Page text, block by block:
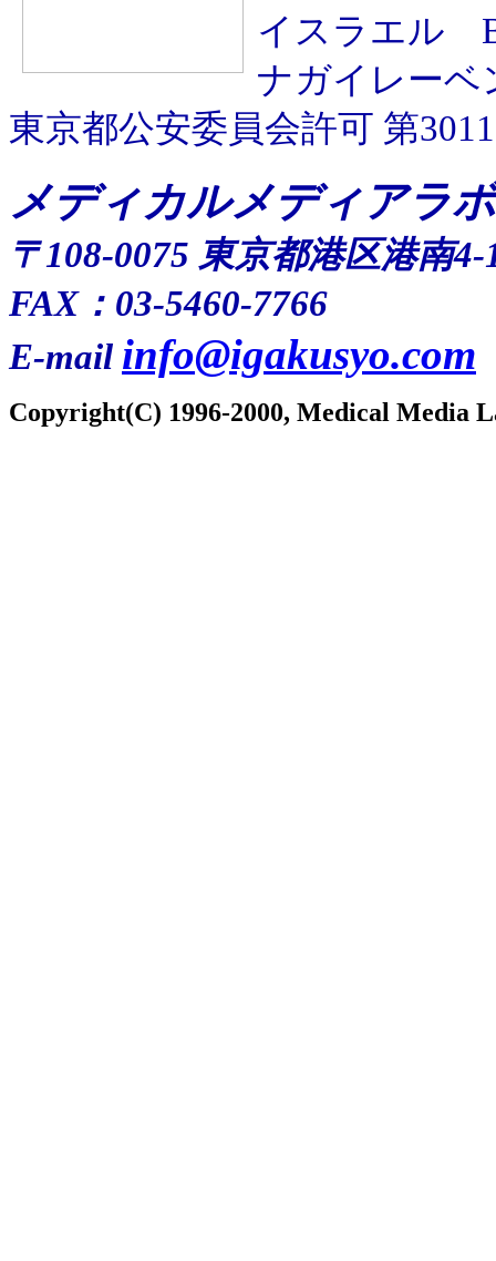
イスラエル
ナガイレー
東京都公安委員会許可 第
メディカルメディアラボ
〒108-0075 東京都港区港南
FAX：03-5460-7766
E-mail info@igakusyo.com
Copyright(C) 1996-2000, Medical Media